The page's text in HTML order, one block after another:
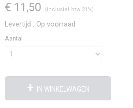
€ 11,50 (inclusief btw 21%)
Levertijd : Op voorraad
Aantal
IN WINKELWAGEN